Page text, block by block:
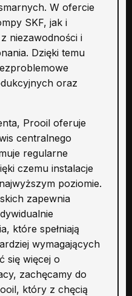
W ofercie
SKF, jak i
niezawodności i
Dzięki temu
oraz
Prooil oferuje
centralnego
regularne
czemu instalacje
poziomie.
zapewnia
które spełniają
wymagających
się więcej o
zachęcamy do
który z chęcią